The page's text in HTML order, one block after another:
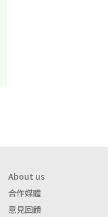
About us
合作媒體
意見回饋